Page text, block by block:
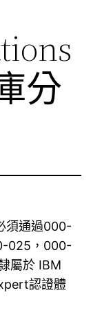
分
須通過000-
025，000-
屬於 IBM
認證體